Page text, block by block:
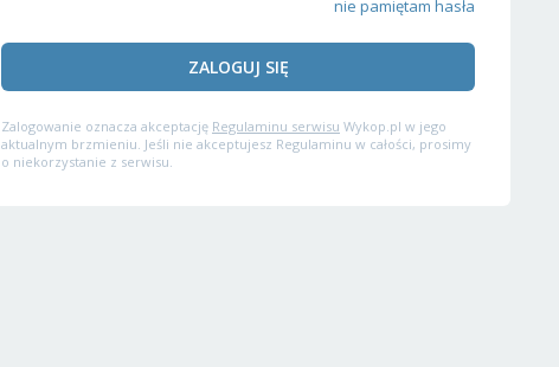
nie pamiętam hasła
ZALOGUJ SIĘ
Zalogowanie oznacza akceptację Regulaminu serwisu Wykop.pl w jego
aktualnym brzmieniu. Jeśli nie akceptujesz Regulaminu w całości, prosimy
o niekorzystanie z serwisu.